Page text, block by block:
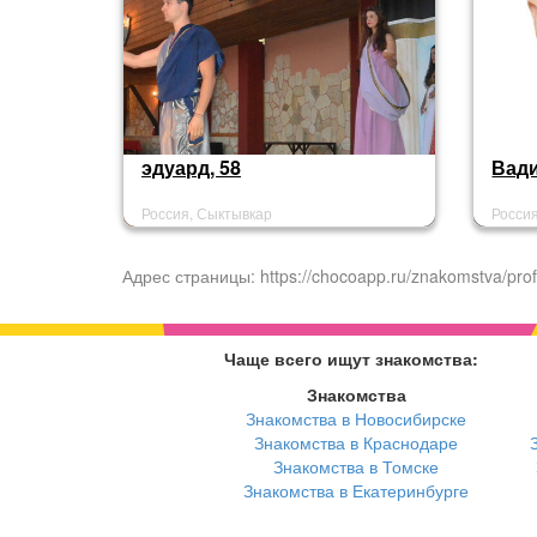
эдуард, 58
Россия, Сыктывкар
Адрес страницы: https://chocoapp.ru/znakomstva/
Чаще всего ищут знакомства:
Знакомства
Знакомства в Новосибирске
Знакомства в Краснодаре
Знакомства в Томске
Знакомства в Екатеринбурге